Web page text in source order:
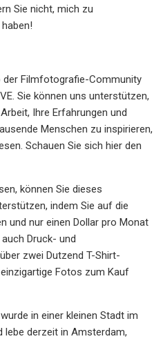
Sie nicht, mich zu
der Filmfotografie-Community
Sie können uns unterstützen,
Ihre Erfahrungen und
Menschen zu inspirieren,
Schauen Sie sich hier den
können Sie dieses
indem Sie auf die
und nur einen Dollar pro Monat
Druck- und
zwei Dutzend T-Shirt-
Fotos zum Kauf
in einer kleinen Stadt im
lebe derzeit in Amsterdam,